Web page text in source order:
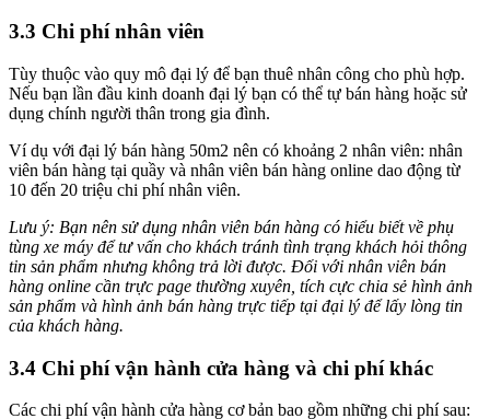
3.3 Chi phí nhân viên
Tùy thuộc vào quy mô đại lý để bạn thuê nhân công cho phù hợp.
Nếu bạn lần đầu kinh doanh đại lý bạn có thể tự bán hàng hoặc sử
dụng chính người thân trong gia đình.
Ví dụ với đại lý bán hàng 50m2 nên có khoảng 2 nhân viên: nhân
viên bán hàng tại quầy và nhân viên bán hàng online dao động từ
10 đến 20 triệu chi phí nhân viên.
Lưu ý: Bạn nên sử dụng nhân viên bán hàng có hiểu biết về phụ
tùng xe máy để tư vấn cho khách tránh tình trạng khách hỏi thông
tin sản phẩm nhưng không trả lời được. Đối với nhân viên bán
hàng online cần trực page thường xuyên, tích cực chia sẻ hình ảnh
sản phẩm và hình ảnh bán hàng trực tiếp tại đại lý để lấy lòng tin
của khách hàng.
3.4 Chi phí vận hành cửa hàng và chi phí khác
Các chi phí vận hành cửa hàng cơ bản bao gồm những chi phí sau: